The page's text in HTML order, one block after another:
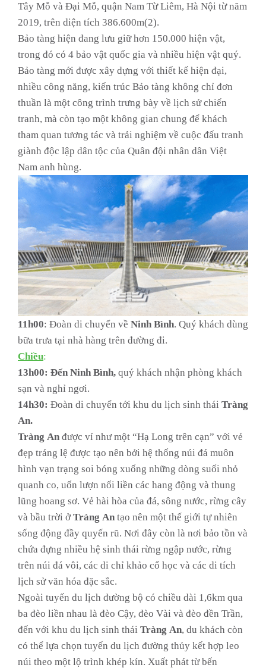
Tây Mỗ và Đại Mỗ, quận Nam Từ Liêm, Hà Nội từ năm
2019, trên diện tích 386.600m(2).
Bảo tàng hiện đang lưu giữ hơn 150.000 hiện vật,
trong đó có 4 bảo vật quốc gia và nhiều hiện vật quý.
Bảo tàng mới được xây dựng với thiết kế hiện đại,
nhiều công năng, kiến trúc Bảo tàng không chỉ đơn
thuần là một công trình trưng bày về lịch sử chiến
tranh, mà còn tạo một không gian chung để khách
tham quan tương tác và trải nghiệm về cuộc đấu tranh
giành độc lập dân tộc của Quân đội nhân dân Việt
Nam anh hùng.
11h00: Đoàn di chuyển về Ninh Bình. Quý khách dùng
bữa trưa tại nhà hàng trên đường đi.
Chiều:
13h00: Đến Ninh Bình, quý khách nhận phòng khách
sạn và nghỉ ngơi.
14h30: Đoàn di chuyển tới khu du lịch sinh thái Tràng
An.
Tràng An được ví như một “Hạ Long trên cạn” với vẻ
đẹp tráng lệ được tạo nên bởi hệ thống núi đá muôn
hình vạn trạng soi bóng xuống những dòng suối nhỏ
quanh co, uốn lượn nối liền các hang động và thung
lũng hoang sơ. Vẻ hài hòa của đá, sông nước, rừng cây
và bầu trời ở Tràng An tạo nên một thế giới tự nhiên
sống động đầy quyến rũ. Nơi đây còn là nơi bảo tồn và
chứa đựng nhiều hệ sinh thái rừng ngập nước, rừng
trên núi đá vôi, các di chỉ khảo cổ học và các di tích
lịch sử văn hóa đặc sắc.
Ngoài tuyến du lịch đường bộ có chiều dài 1,6km qua
ba đèo liền nhau là đèo Cậy, đèo Vài và đèo đền Trần,
đến với khu du lịch sinh thái Tràng An, du khách còn
có thể lựa chọn tuyến du lịch đường thủy kết hợp leo
núi theo một lộ trình khép kín. Xuất phát từ bến